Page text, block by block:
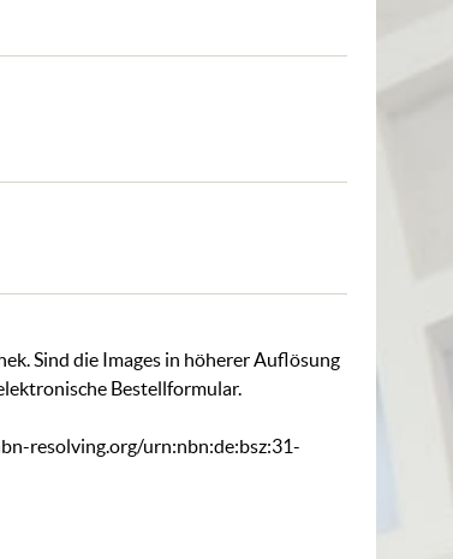
Sind die Images in höherer Auflösung
Bestellformular.
resolving.org/urn:nbn:de:bsz:31-